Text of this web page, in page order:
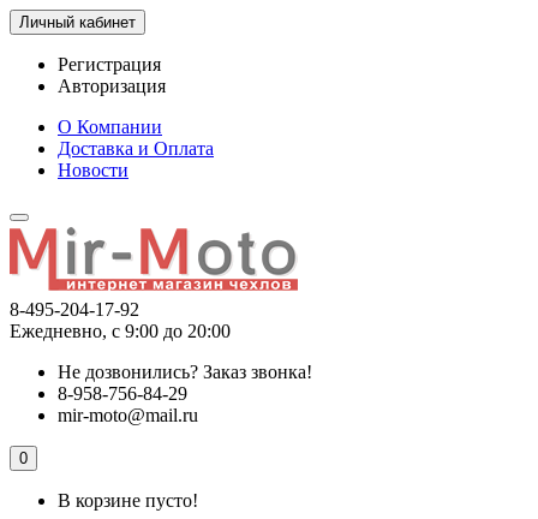
Личный кабинет
Регистрация
Авторизация
О Компании
Доставка и Оплата
Новости
8-495-204-17-92
Ежедневно, с 9:00 до 20:00
Не дозвонились? Заказ звонка!
8-958-756-84-29
mir-moto@mail.ru
0
В корзине пусто!